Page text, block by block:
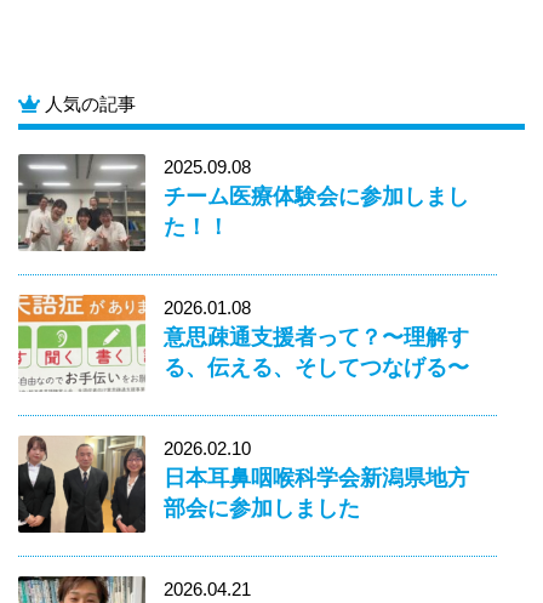
人気の記事
2025.09.08
チーム医療体験会に参加しまし
た！！
2026.01.08
意思疎通支援者って？〜理解す
る、伝える、そしてつなげる〜
2026.02.10
日本耳鼻咽喉科学会新潟県地方
部会に参加しました
2026.04.21